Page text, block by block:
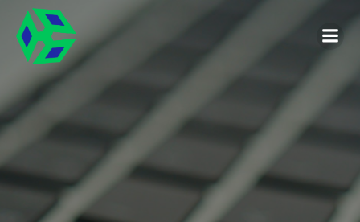
Saltar
contenido